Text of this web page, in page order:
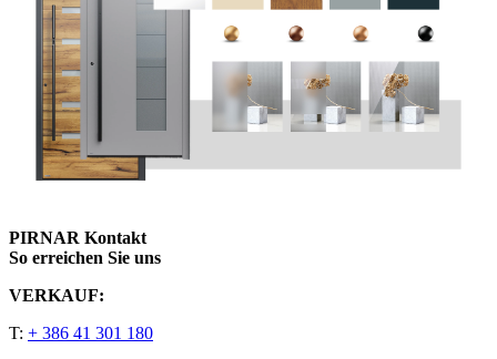
PIRNAR Kontakt
So erreichen Sie uns
VERKAUF:
T: + 386 41 301 180